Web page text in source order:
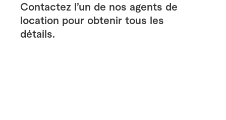
Contactez l’un de nos agents de
location pour obtenir tous les
détails.